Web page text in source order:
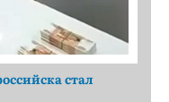
стал